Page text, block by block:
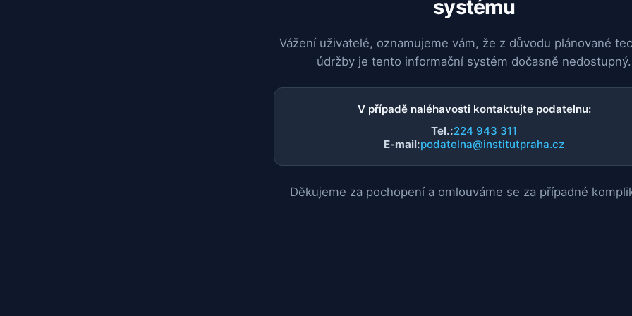
systému
Vážení uživatelé, oznamujeme vám, že z důvodu plánované
údržby je tento informační systém dočasně nedostupný.
V případě naléhavosti kontaktujte podatelnu:
Tel.:224 943 311
E-mail:podatelna@institutpraha.cz
Děkujeme za pochopení a omlouváme se za případné